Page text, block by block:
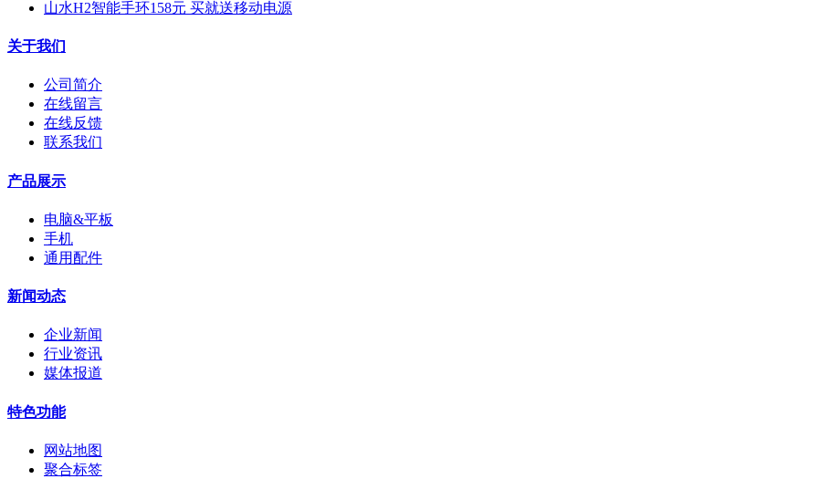
山水H2智能手环158元 买就送移动电源
关于我们
公司简介
在线留言
在线反馈
联系我们
产品展示
电脑&平板
手机
通用配件
新闻动态
企业新闻
行业资讯
媒体报道
特色功能
网站地图
聚合标签